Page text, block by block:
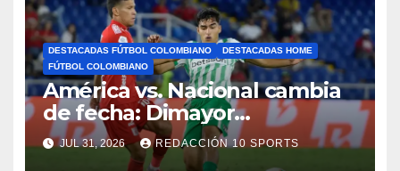
DESTACADAS FÚTBOL COLOMBIANO
DESTACADAS HOME
FÚTBOL COLOMBIANO
América vs. Nacional cambia
de fecha: Dimayor
reprogramó el clásico por
motivos de seguridad
JUL 31, 2026 REDACCIÓN 10 SPORTS